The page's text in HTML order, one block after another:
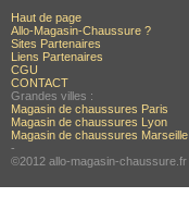
Haut de page
Allo-Magasin-Chaussure ?
Sites Partenaires
Liens Partenaires
CGU
CONTACT
Grandes villes :
Magasin de chaussures Paris
Magasin de chaussures Lyon
Magasin de chaussures Marseille
-
©2012 allo-magasin-chaussure.fr